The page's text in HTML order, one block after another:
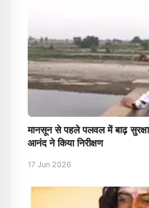
मानसून से पहले पलवल में बाढ़
आनंद ने किया निरीक्षण
17 Jun 2026